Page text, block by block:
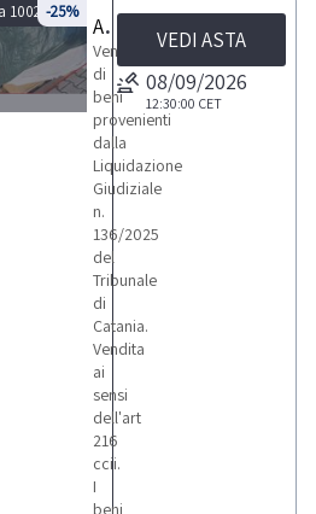
10021-25%
Asta di autoricambi
Vendita
di
beni
provenienti
dalla
Liquidazione
Giudiziale
n.
136/2025
del
Tribunale
di
Catania.
Vendita
ai
sensi
dell'art
216
ccii.
I
beni
VEDI ASTA
08/09/2026
12:30:00 CET